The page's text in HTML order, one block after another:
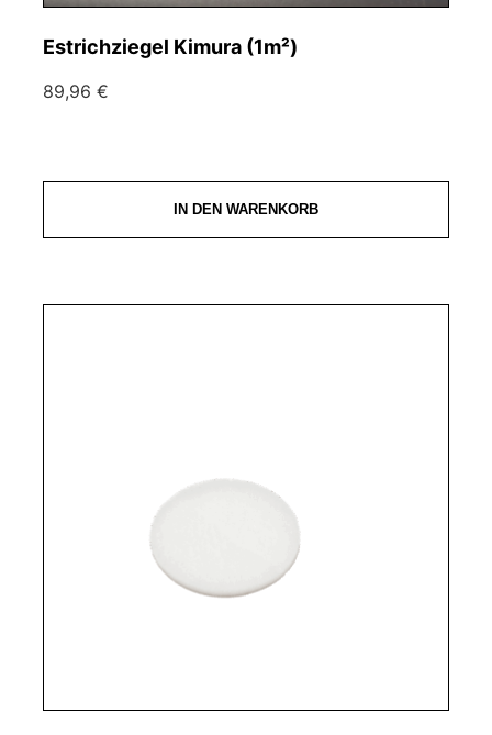
Estrichziegel Kimura (1m²)
89,96 €
IN DEN WARENKORB